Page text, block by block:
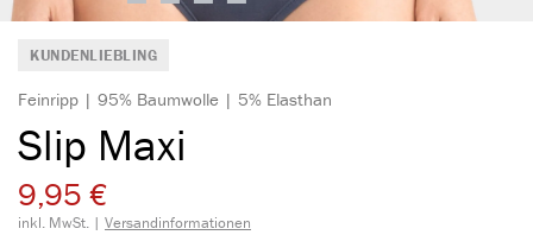
KUNDENLIEBLING
Feinripp | 95% Baumwolle | 5% Elasthan
Slip Maxi
9,95 €
inkl. MwSt. | Versandinformationen